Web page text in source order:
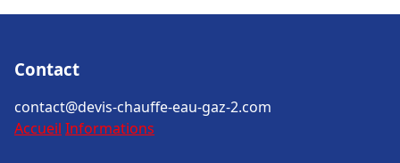
Contact
contact@devis-chauffe-eau-gaz-2.com
Accueil Informations